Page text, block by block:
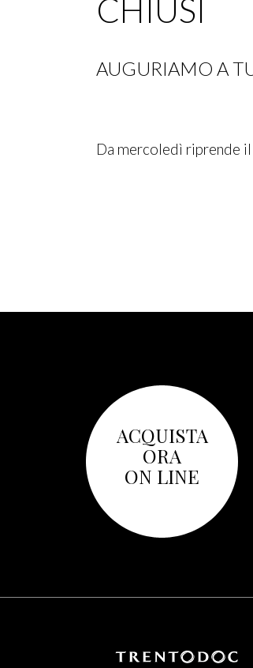
CHIUSI
AUGURIAMO A
Da mercoledì riprende
ACQUISTA
ORA
ON LINE